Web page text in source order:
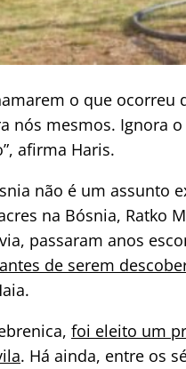
o que ocorreu
nós mesmos. Ignora
afirma Haris.
não é um assunto
na Bósnia, Ratko
passaram anos
antes de serem
foi eleito um
. Há ainda, entre os